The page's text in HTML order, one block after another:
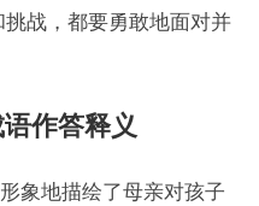
战，都要勇敢地面对并
作答释义
象地描绘了母亲对孩子